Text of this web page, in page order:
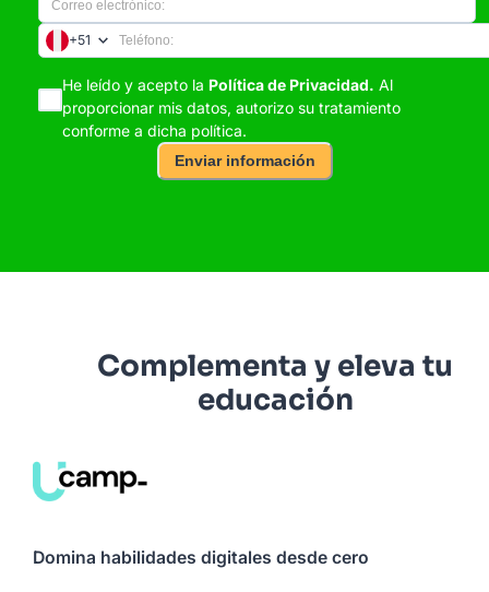
+51
He leído y acepto la Política de Privacidad. Al
proporcionar mis datos, autorizo su tratamiento
conforme a dicha política.
Enviar información
Complementa y eleva tu
educación
Domina habilidades digitales desde cero